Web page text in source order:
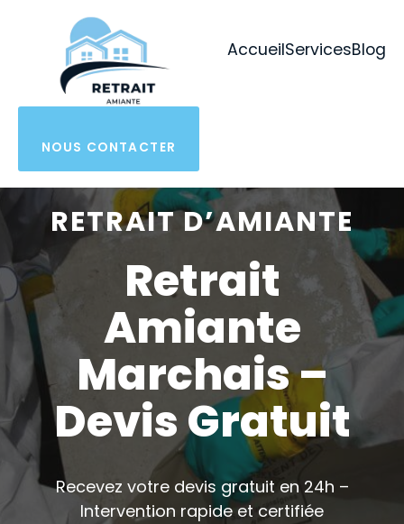
AccueilServicesBlog
NOUS CONTACTER
RETRAIT D’AMIANTE
Retrait
Amiante
Marchais –
Devis Gratuit
Recevez votre devis gratuit en 24h –
Intervention rapide et certifiée